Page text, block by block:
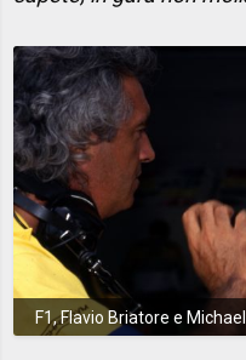
F1, Flavio Briatore e